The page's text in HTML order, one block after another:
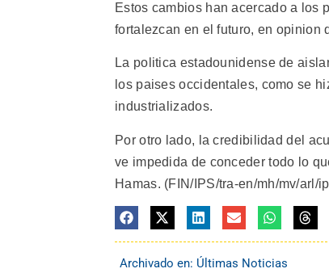
Estos cambios han acercado a los
fortalezcan en el futuro, en opinion
La politica estadounidense de
los paises occidentales, como se
industrializados.
Por otro lado, la credibilidad del
ve impedida de conceder todo lo
Hamas. (FIN/IPS/tra-en/mh/mv/arl/
Archivado en: Últimas Noticias